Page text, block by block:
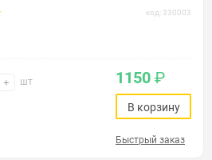
код: 330003
+ шт 1150 ₽
В корзину
Быстрый заказ